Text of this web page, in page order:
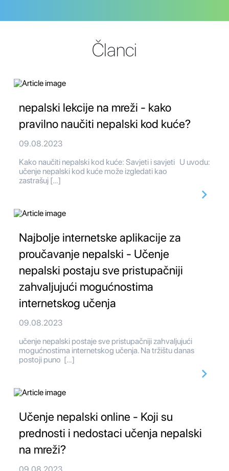
Članci
nepalski lekcije na mreži - kako
pravilno naučiti nepalski kod kuće?
09.08.2023
Kako naučiti nepalski kod kuće: Savjeti i savjeti U uvodu:
učenje nepalski kod kuće može izgledati kao
zastrašuj […]
Najbolje internetske aplikacije za
proučavanje nepalski - Učenje
nepalski postaju sve pristupačniji
zahvaljujući mogućnostima
internetskog učenja
09.08.2023
učenje nepalski postaje sve pristupačniji zahvaljujući
mogućnostima internetskog učenja. Na tržištu danas
postoji puno […]
Učenje nepalski online - Koji su
prednosti i nedostaci učenja nepalski
na mreži?